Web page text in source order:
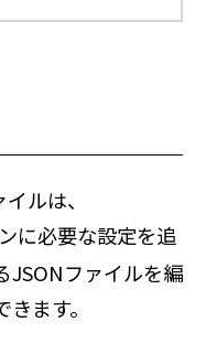
ルは、
に必要な設定を追
JSONファイルを編
ます。